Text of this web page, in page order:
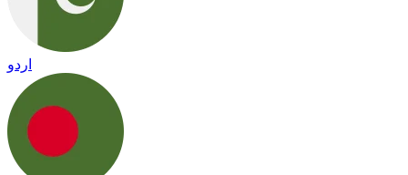
اردو